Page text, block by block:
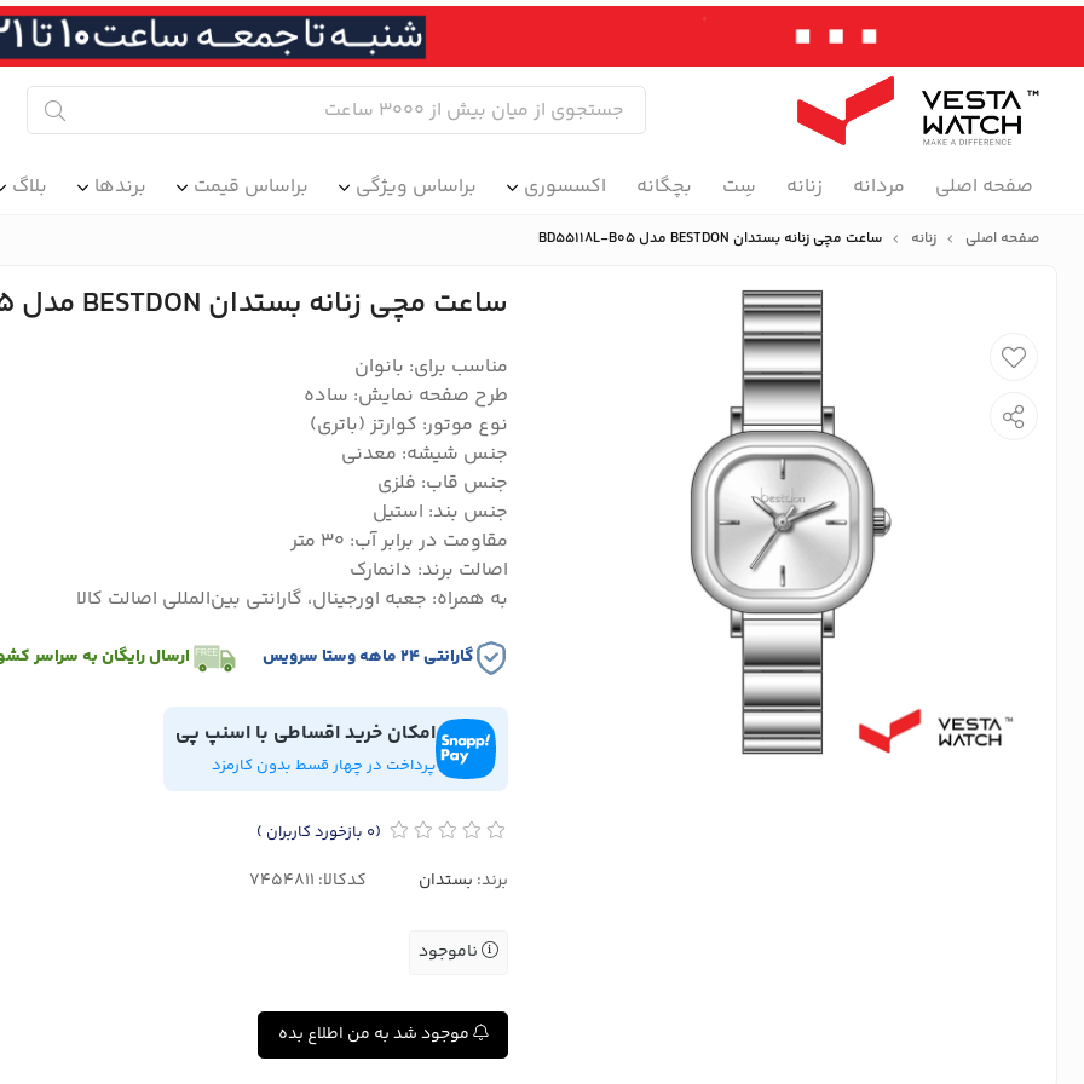
صفحه اصلی مردانه زنانه سِت بچگانه اکسسوری براساس ویژگی براساس قیمت برندها بلاگ
صفحه اصلی زنانه ساعت مچی زنانه بستدان BESTDON مدل BD55118L-B05
ساعت مچی زنانه بستدان BESTDON مدل BD55118L-B05
مناسب برای: بانوان
طرح صفحه نمایش: ساده
نوع موتور: کوارتز (باتری)
جنس شیشه: معدنی
جنس قاب: فلزی
جنس بند: استیل
مقاومت در برابر آب: 30 متر
اصالت برند: دانمارک
به همراه: جعبه اورجینال، گارانتی بین‌المللی اصالت کالا
گارانتی ۲۴ ماهه وستا سرویس ارسال رایگان به سراسر
امکان خرید اقساطی با اسنپ پی
پرداخت در چهار قسط بدون کارمزد
(0 بازخورد کاربران )
برند: بستدان کدکالا:
ناموجود
موجود شد به من اطلاع بده